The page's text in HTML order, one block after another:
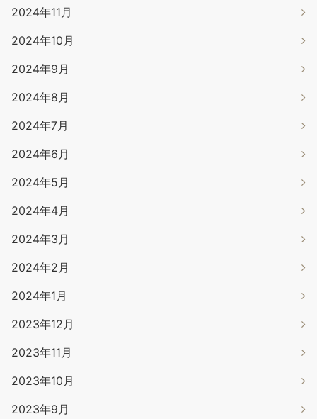
2024年11月
2024年10月
2024年9月
2024年8月
2024年7月
2024年6月
2024年5月
2024年4月
2024年3月
2024年2月
2024年1月
2023年12月
2023年11月
2023年10月
2023年9月